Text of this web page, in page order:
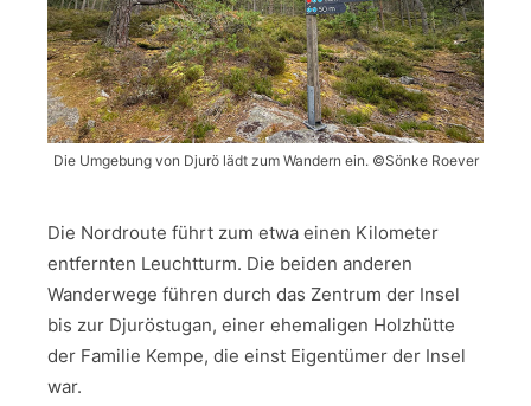
Die Umgebung von Djurö lädt zum Wandern ein. ©Sönke Roever
Die Nordroute führt zum etwa einen Kilometer
entfernten Leuchtturm. Die beiden anderen
Wanderwege führen durch das Zentrum der Insel
bis zur Djuröstugan, einer ehemaligen Holzhütte
der Familie Kempe, die einst Eigentümer der Insel
war.